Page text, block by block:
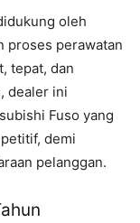
oleh
proses perawatan
tepat, dan
dealer ini
Fuso yang
demi
pelanggan.